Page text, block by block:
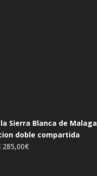
Sierra Blanca de Malaga
doble compartida
El
285,00€El